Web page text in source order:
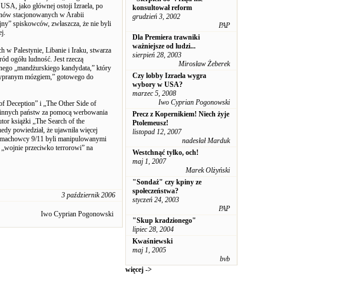
jako głównej ostoji Izraela, po
stacjonowanych w Arabii
spiskowców, zwłaszcza, że nie byli
w Palestynie, Libanie i Iraku, stwarza
ogółu ludność. Jest rzeczą
„mandżurskiego kandydata,” który
mózgiem,” gotowego do
Deception” i „The Other Side of
państw za pomocą werbowania
książki „The Search of the
powiedział, że ujawniła więcej
9/11 byli manipulowanymi
przeciwko terrorowi” na
3 październik 2006
Iwo Cyprian Pogonowski
konsultował reform
grudzień 3, 2002
PAP
Dla Premiera trawniki
ważniejsze od ludzi...
sierpień 28, 2003
Mirosław Żeberek
Czy lobby Izraela wygra
wybory w USA?
marzec 5, 2008
Iwo Cyprian Pogonowski
Precz z Kopernikiem! Niech żyje
Ptolemeusz!
listopad 12, 2007
nadesłał Marduk
Westchnąć tylko, och!
maj 1, 2007
Marek Olżyński
"Sondaż" czy kpiny ze
społeczeństwa?
styczeń 24, 2003
PAP
"Skup kradzionego"
lipiec 28, 2004
Kwaśniewski
maj 1, 2005
bvb
więcej ->